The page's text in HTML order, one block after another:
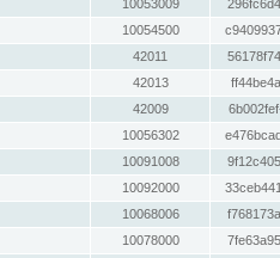
10053009
10054500
42011
42013
42009
10056302
10091008
10092000
10068006
10078000